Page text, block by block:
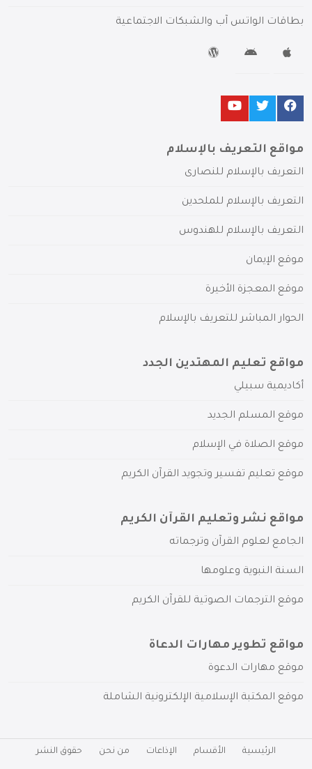
بطاقات الواتس آب والشبكات الاجتماعية
مواقع التعريف بالإسلام
التعريف بالإسلام للنصارى
التعريف بالإسلام للملحدين
التعريف بالإسلام للهندوس
موقع الإيمان
موقع المعجزة الأخيرة
الحوار المباشر للتعريف بالإسلام
مواقع تعليم المهتدين الجدد
أكاديمية سبيلي
موقع المسلم الجديد
موقع الصلاة في الإسلام
موقع تعليم تفسير وتجويد القرآن الكريم
مواقع نشر وتعليم القرآن الكريم
الجامع لعلوم القرآن وترجماته
السنة النبوية وعلومها
موقع الترجمات الصوتية للقرآن الكريم
مواقع تطوير مهارات الدعاة
موقع مهارات الدعوة
موقع المكتبة الإسلامية الإلكترونية الشاملة
الرئيسية الأقسام الإذاعات من نحن حقوق النشر